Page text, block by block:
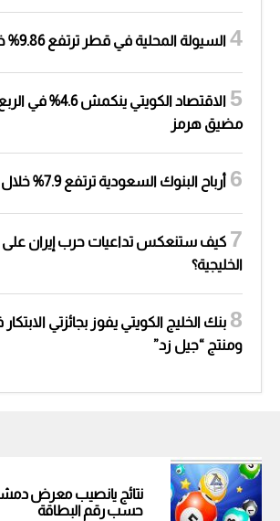
السيولة المحلية في قطر ترتفع 9.86% خلال يونيو
الاقتصاد الكويتي
مضيق هرمز
أرباح البنوك السعودية ترتفع 7.9% خلال النصف الأول
كيف ستنعكس تداعيات حرب إيران على
الخليجية؟
بنك الخليج الكويتي يفوز بجائزتي
ومنتج “جيل زد”
حسب رقم البطاقة